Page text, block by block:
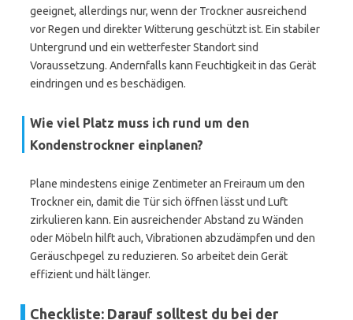
geeignet, allerdings nur, wenn der Trockner ausreichend
vor Regen und direkter Witterung geschützt ist. Ein stabiler
Untergrund und ein wetterfester Standort sind
Voraussetzung. Andernfalls kann Feuchtigkeit in das Gerät
eindringen und es beschädigen.
Wie viel Platz muss ich rund um den
Kondenstrockner einplanen?
Plane mindestens einige Zentimeter an Freiraum um den
Trockner ein, damit die Tür sich öffnen lässt und Luft
zirkulieren kann. Ein ausreichender Abstand zu Wänden
oder Möbeln hilft auch, Vibrationen abzudämpfen und den
Geräuschpegel zu reduzieren. So arbeitet dein Gerät
effizient und hält länger.
Checkliste: Darauf solltest du bei der